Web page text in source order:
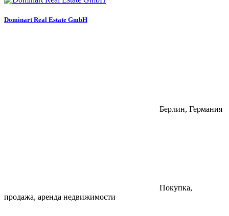
Dominart Real Estate GmbH
Берлин, Германия
Покупка,
продажа, аренда недвижимости